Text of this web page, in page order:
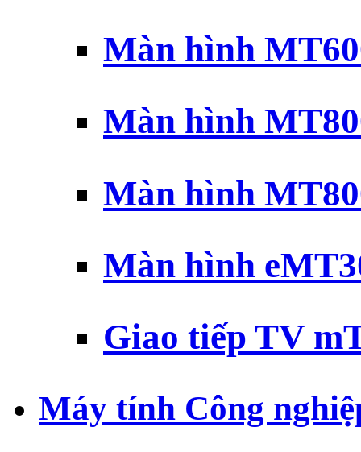
Màn hình
Màn hình
Màn hình
Màn hình
Giao tiếp TV
Máy tính Công